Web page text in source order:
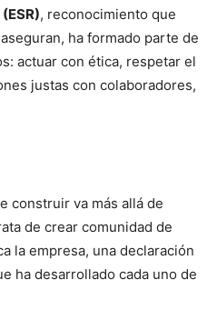
, reconocimiento que
ha formado parte de
actuar con ética, respetar el
justas con colaboradores,
construir va más allá de
de crear comunidad de
la empresa, una declaración
ha desarrollado cada uno de